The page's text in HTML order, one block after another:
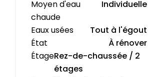
Moyen d'eau
chaude
Individuelle
Eaux usées
Tout à l'égout
État
À rénover
ÉtageRez-de-chaussée / 2
étages